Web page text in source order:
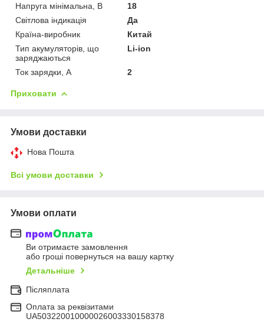
Напруга мінімальна, В
18
Світлова індикація
Да
Країна-виробник
Китай
Тип акумуляторів, що
заряджаються
Li-ion
Ток зарядки, А 2
Приховати
Умови доставки
Нова Пошта
Всі умови доставки
Умови оплати
Ви отримаєте замовлення
або гроші повернуться на вашу картку
Детальніше
Післяплата
Оплата за реквізитами
UA503220010000026003330158378